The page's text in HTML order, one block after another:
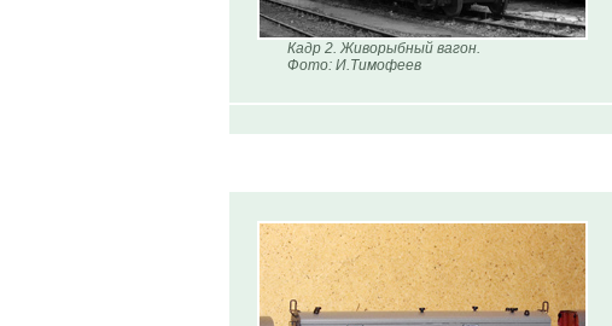
Кадр 2. Живорыбный вагон.
Фото: И.Тимофеев